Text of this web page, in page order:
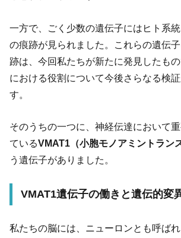
一方で、ごく少数の遺伝子にはヒト系
の痕跡が見られました。これらの遺伝
跡は、今回私たちが新たに発見したも
における役割について今後さらなる検
す。
そのうちの一つに、神経伝達において
ているVMAT1（小胞モノアミントラン
う遺伝子がありました。
VMAT1遺伝子の働きと遺伝的変
私たちの脳には、ニューロンとも呼ば